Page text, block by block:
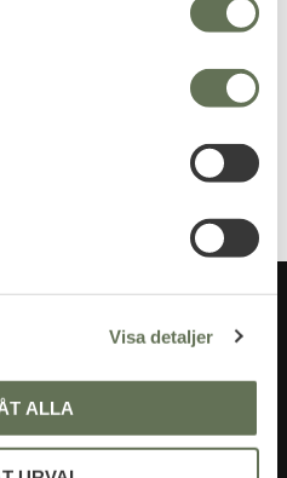
Visa detaljer
ALLA
i enlighet med vår